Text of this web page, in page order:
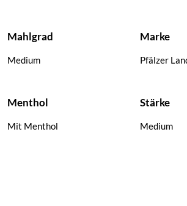
Mahlgrad
Medium
Marke
Pfälzer
Menthol
Mit Menthol
Stärke
Medium